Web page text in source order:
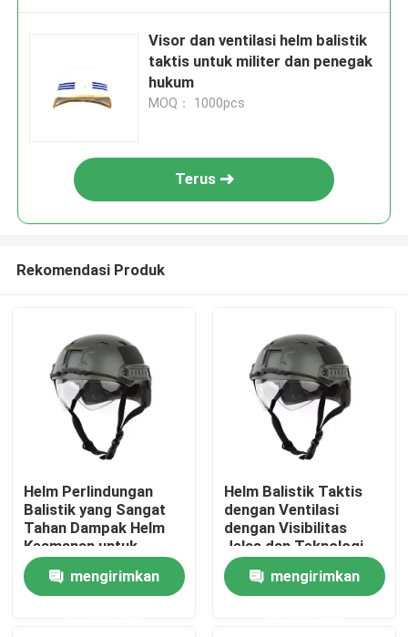
Visor dan ventilasi helm balistik
taktis untuk militer dan penegak
hukum
MOQ： 1000pcs
Terus
Rekomendasi Produk
Helm Perlindungan
Balistik yang Sangat
Tahan Dampak Helm
Keamanan untuk
Perlindungan Tahan
Dampakmengirimkan
Helm Balistik Taktis
dengan Ventilasi
dengan Visibilitas
Jelas dan Teknologi
Anti-Spall
mengirimkan